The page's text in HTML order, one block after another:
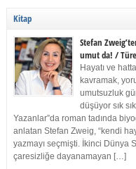
Kitap
Stefan
umut da! /
Hayatı ve
kavramak,
umutsuzluk
düşüyor sık
Yazanlar”da roman tadında
anlatan Stefan Zweig, “kendi
yazmayı seçmişti. İkinci Dünya
çaresizliğe dayanamayan […]